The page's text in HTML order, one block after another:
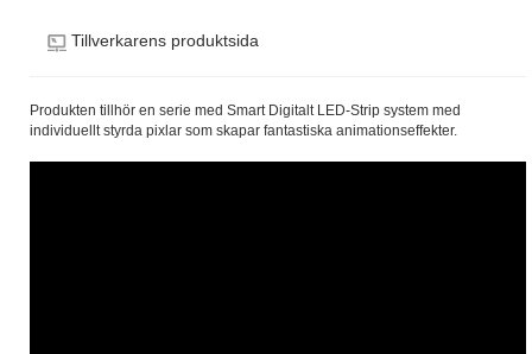
Tillverkarens produktsida
Produkten tillhör en serie med Smart Digitalt LED-Strip system med
individuellt styrda pixlar som skapar fantastiska animationseffekter.